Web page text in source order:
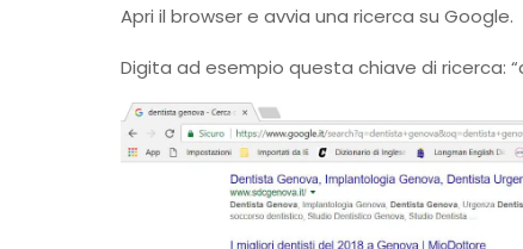
Apri il browser e avvia una ricerca su Google.
Digita ad esempio questa chiave di ricerca: